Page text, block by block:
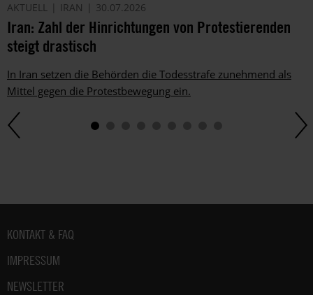
AKTUELL IRAN 30.07.2026
Iran: Zahl der Hinrichtungen von Protestierenden
steigt drastisch
In Iran setzen die Behörden die Todesstrafe zunehmend als
Mittel gegen die Protestbewegung ein.
Fußbereich
KONTAKT & FAQ
IMPRESSUM
NEWSLETTER